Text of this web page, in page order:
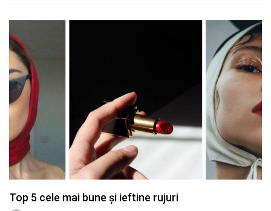
Top 5 cele mai bune și ieftine rujuri